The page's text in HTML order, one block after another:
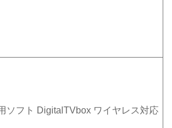
ソフト DigitalTVbox ワイヤレス対応